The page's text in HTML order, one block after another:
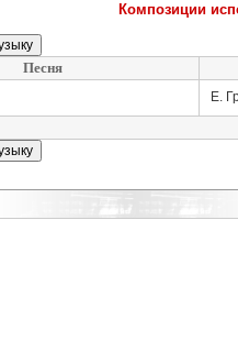
Композиции
Песня
Е.